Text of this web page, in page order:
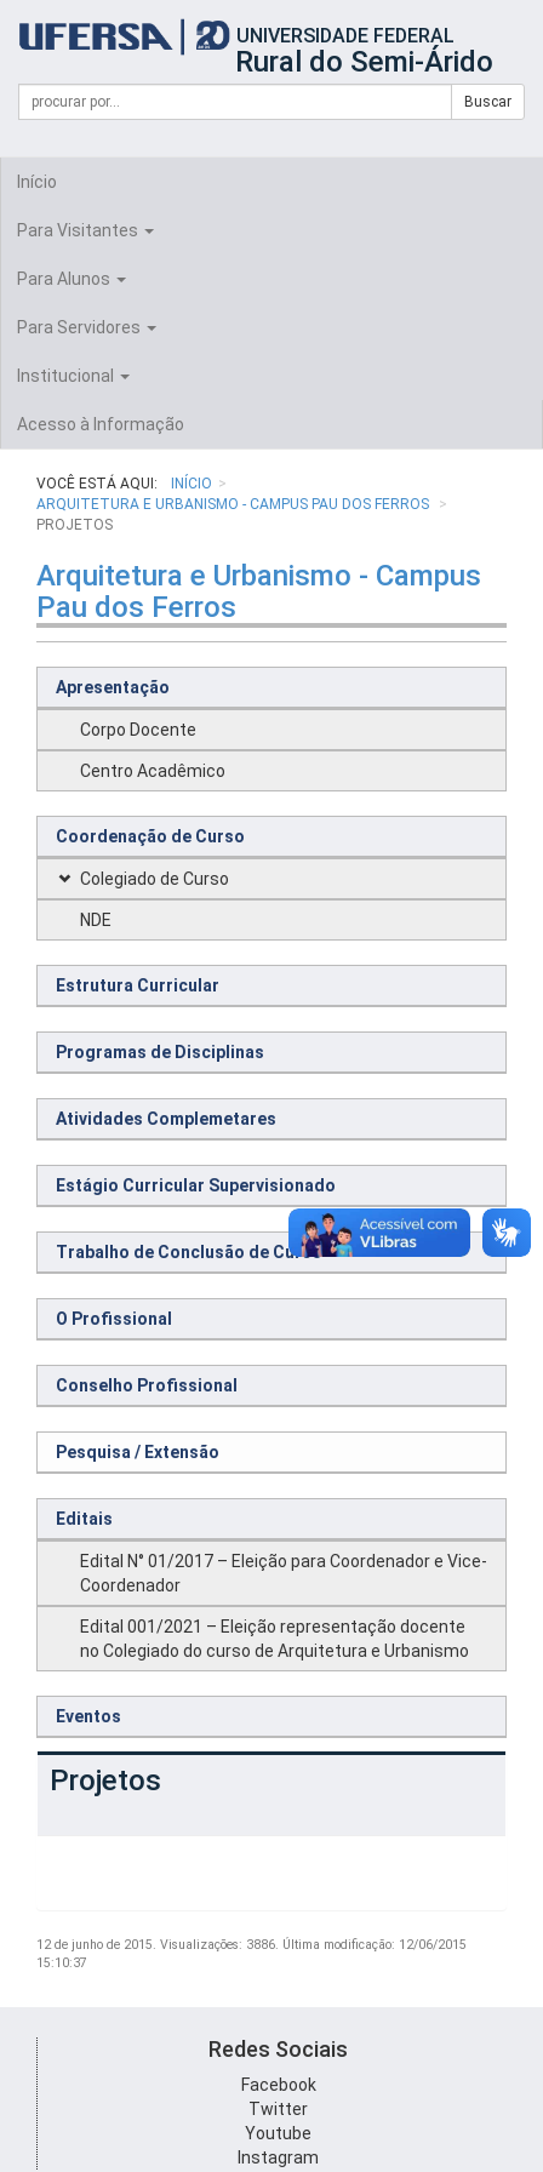
portal
UFERSA
UNIVERSIDADE FEDERAL
Rural do Semi-Árido
Formulário
Busca
Campo
de
Buscar
Início
Para Visitantes
Para Alunos
Para Servidores
Institucional
Acesso à Informação
VOCÊ ESTÁ AQUI:
INÍCIO
ARQUITETURA E URBANISMO - CAMPUS PAU DOS FERROS
PROJETOS
Arquitetura e Urbanismo - Campus
Pau dos Ferros
Apresentação
Corpo Docente
Centro Acadêmico
Coordenação de Curso
Colegiado de Curso
NDE
Estrutura Curricular
Programas de Disciplinas
Atividades Complemetares
Estágio Curricular Supervisionado
Trabalho de Conclusão de Curso
O Profissional
Conselho Profissional
Pesquisa / Extensão
Editais
Edital N° 01/2017 – Eleição para Coordenador e Vice-
Coordenador
Edital 001/2021 – Eleição representação docente
no Colegiado do curso de Arquitetura e Urbanismo
Eventos
Projetos
12 de junho de 2015. Visualizações: 3886. Última modificação: 12/06/2015
15:10:37
Redes Sociais
Facebook
Twitter
Youtube
Instagram